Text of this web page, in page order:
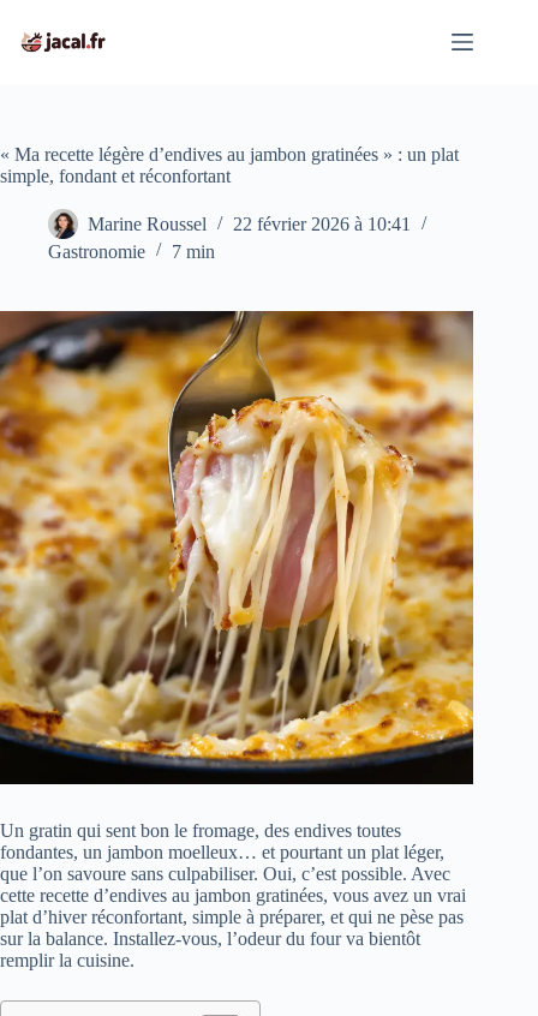
contenu
« Ma recette légère d’endives au jambon gratinées » : un plat
simple, fondant et réconfortant
Marine Roussel
22 février 2026 à 10:41
Gastronomie
7 min
Un gratin qui sent bon le fromage, des endives toutes
fondantes, un jambon moelleux… et pourtant un plat léger,
que l’on savoure sans culpabiliser. Oui, c’est possible. Avec
cette recette d’endives au jambon gratinées, vous avez un vrai
plat d’hiver réconfortant, simple à préparer, et qui ne pèse pas
sur la balance. Installez-vous, l’odeur du four va bientôt
remplir la cuisine.